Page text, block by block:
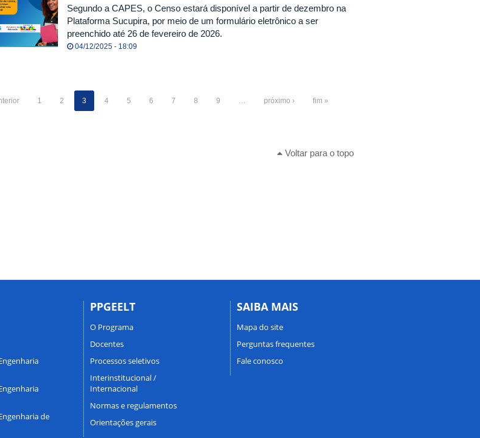
Segundo a CAPES, o Censo estará disponível a partir de dezembro na
Plataforma Sucupira, por meio de um formulário eletrônico a ser
preenchido até 26 de fevereiro de 2026.
04/12/2025 - 18:09
1 2 3 4 5 6 7 8 9 … próximo › fim »
Voltar para o topo
de
PPGEELT
O Programa
Docentes
Processos seletivos
Interinstitucional /
Internacional
Normas e regulamentos
Orientações gerais
SAIBA MAIS
Mapa do site
Perguntas frequentes
Fale conosco